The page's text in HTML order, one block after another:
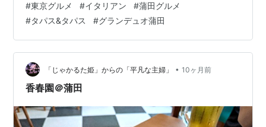
影響で、東京のみとなり、今回は東京へのお出かけのつ
いでに立ち寄りました。 メニュー内容 (1)メイン (2)サイ
ド タパス風スパゲッティの感想 お店の雰囲気 参考：店
舗情報 Advertisement メニュー内容 (1)メイン メインと
しては、次の2種類がありました。 パスタ・タパス風ス
パゲ…
#東京グルメ #イタリアン #蒲田グルメ
#タパス&タパス #グランデュオ蒲田
「じゃかるた姫」からの「平凡な主婦」 • 10ヶ月前
香春園＠蒲田